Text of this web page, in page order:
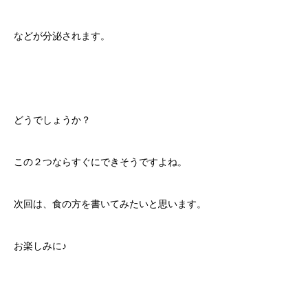
などが分泌されます。
どうでしょうか？
この２つならすぐにできそうですよね。
次回は、食の方を書いてみたいと思います。
お楽しみに♪